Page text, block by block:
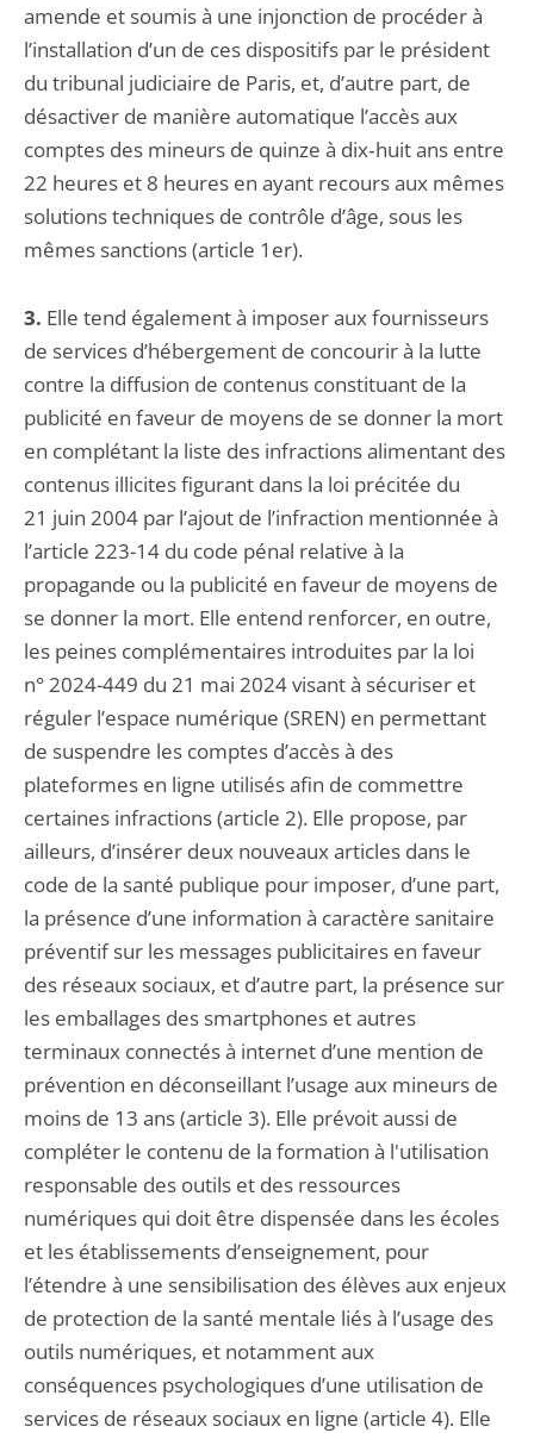
amende et soumis à une injonction de procéder à
l’installation d’un de ces dispositifs par le président
du tribunal judiciaire de Paris, et, d’autre part, de
désactiver de manière automatique l’accès aux
comptes des mineurs de quinze à dix‑huit ans entre
22 heures et 8 heures en ayant recours aux mêmes
solutions techniques de contrôle d’âge, sous les
mêmes sanctions (article 1er).
3. Elle tend également à imposer aux fournisseurs
de services d’hébergement de concourir à la lutte
contre la diffusion de contenus constituant de la
publicité en faveur de moyens de se donner la mort
en complétant la liste des infractions alimentant des
contenus illicites figurant dans la loi précitée du
21 juin 2004 par l’ajout de l’infraction mentionnée à
l’article 223-14 du code pénal relative à la
propagande ou la publicité en faveur de moyens de
se donner la mort. Elle entend renforcer, en outre,
les peines complémentaires introduites par la loi
n° 2024-449 du 21 mai 2024 visant à sécuriser et
réguler l’espace numérique (SREN) en permettant
de suspendre les comptes d’accès à des
plateformes en ligne utilisés afin de commettre
certaines infractions (article 2). Elle propose, par
ailleurs, d’insérer deux nouveaux articles dans le
code de la santé publique pour imposer, d’une part,
la présence d’une information à caractère sanitaire
préventif sur les messages publicitaires en faveur
des réseaux sociaux, et d’autre part, la présence sur
les emballages des smartphones et autres
terminaux connectés à internet d’une mention de
prévention en déconseillant l’usage aux mineurs de
moins de 13 ans (article 3). Elle prévoit aussi de
compléter le contenu de la formation à l'utilisation
responsable des outils et des ressources
numériques qui doit être dispensée dans les écoles
et les établissements d’enseignement, pour
l’étendre à une sensibilisation des élèves aux enjeux
de protection de la santé mentale liés à l’usage des
outils numériques, et notamment aux
conséquences psychologiques d’une utilisation de
services de réseaux sociaux en ligne (article 4). Elle